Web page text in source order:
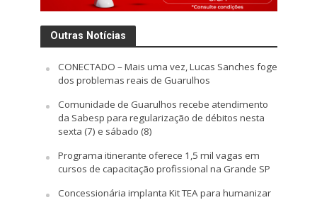
Outras Notícias
CONECTADO – Mais uma vez, Lucas Sanches foge
dos problemas reais de Guarulhos
Comunidade de Guarulhos recebe atendimento
da Sabesp para regularização de débitos nesta
sexta (7) e sábado (8)
Programa itinerante oferece 1,5 mil vagas em
cursos de capacitação profissional na Grande SP
Concessionária implanta Kit TEA para humanizar